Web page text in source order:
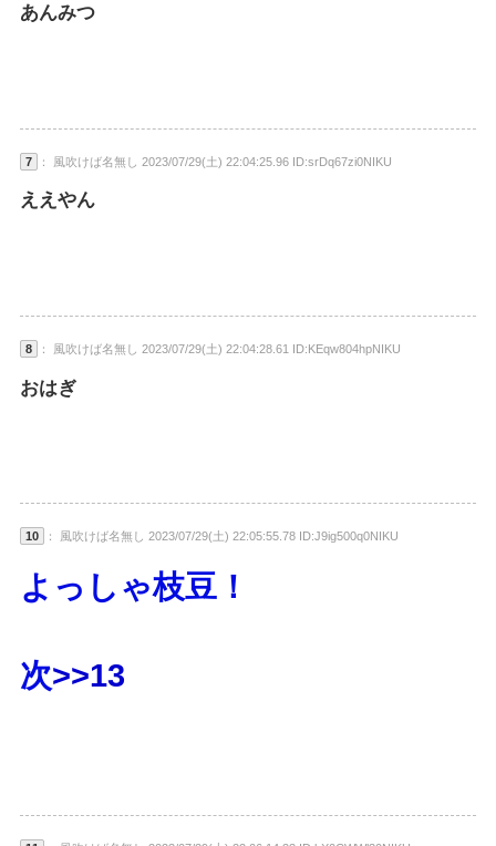
あんみつ
7 ： 風吹けば名無し 2023/07/29(土) 22:04:25.96 ID:srDq67zi0NIKU
ええやん
8 ： 風吹けば名無し 2023/07/29(土) 22:04:28.61 ID:KEqw804hpNIKU
おはぎ
10 ： 風吹けば名無し 2023/07/29(土) 22:05:55.78 ID:J9ig500q0NIKU
よっしゃ枝豆！
次>>13